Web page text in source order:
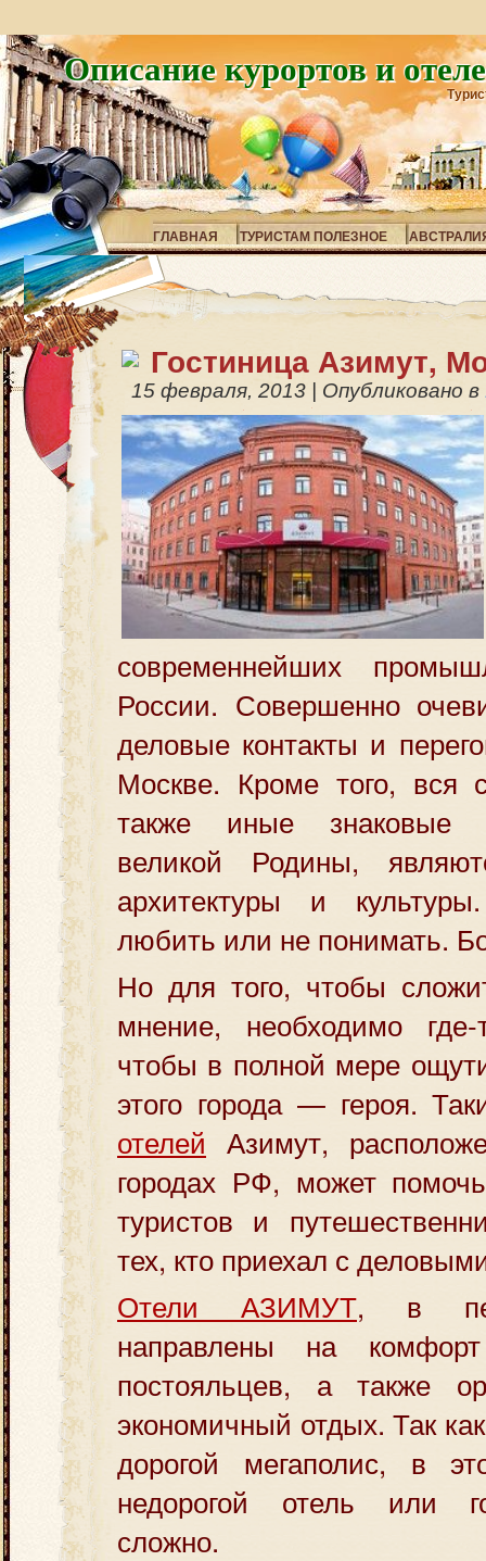
Описание курортов и
ГЛАВНАЯ ТУРИСТАМ ПОЛЕЗНОЕ
Гостиница Азимут,
15 февраля, 2013 Опубликовано в
современнейших
России. Совершенно
деловые контакты и
Москве. Кроме того, вся
также иные знаковые
великой Родины,
архитектуры и
любить или не понимать.
Но для того, чтобы
мнение, необходимо где-
чтобы в полной мере
этого города — героя.
отелей Азимут,
городах РФ, может
туристов и
тех, кто приехал с
Отели АЗИМУТ, в
направлены на
постояльцев, а также
экономичный отдых. Так
дорогой мегаполис, в
недорогой отель или
сложно.